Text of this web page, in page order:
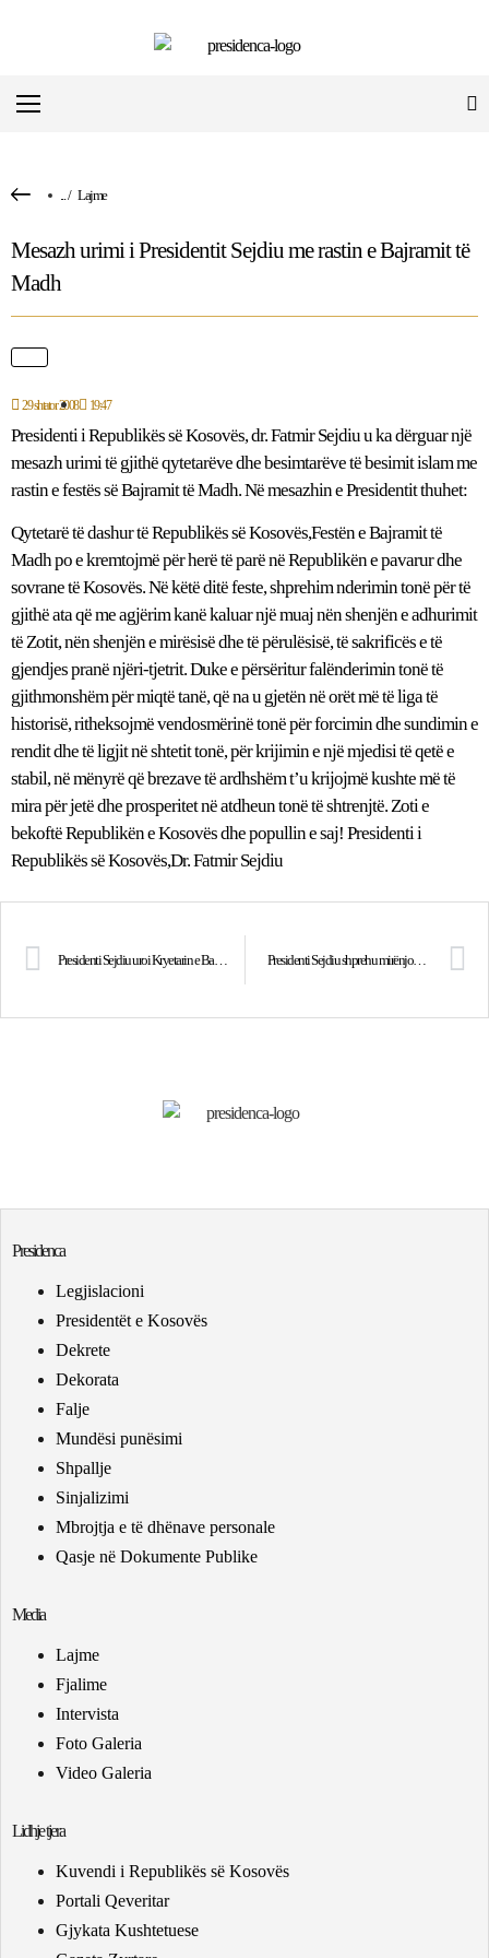
.../ Lajme
Mesazh urimi i Presidentit Sejdiu me rastin e Bajramit të
Madh
29 shtator 2008 19:47
Presidenti i Republikës së Kosovës, dr. Fatmir Sejdiu u ka dërguar një
mesazh urimi të gjithë qytetarëve dhe besimtarëve të besimit islam me
rastin e festës së Bajramit të Madh. Në mesazhin e Presidentit thuhet:
Qytetarë të dashur të Republikës së Kosovës,Festën e Bajramit të
Madh po e kremtojmë për herë të parë në Republikën e pavarur dhe
sovrane të Kosovës. Në këtë ditë feste, shprehim nderimin tonë për të
gjithë ata që me agjërim kanë kaluar një muaj nën shenjën e adhurimit
të Zotit, nën shenjën e mirësisë dhe të përulësisë, të sakrificës e të
gjendjes pranë njëri-tjetrit. Duke e përsëritur falënderimin tonë të
gjithmonshëm për miqtë tanë, që na u gjetën në orët më të liga të
historisë, ritheksojmë vendosmërinë tonë për forcimin dhe sundimin e
rendit dhe të ligjit në shtetit tonë, për krijimin e një mjedisi të qetë e
stabil, në mënyrë që brezave të ardhshëm t’u krijojmë kushte më të
mira për jetë dhe prosperitet në atdheun tonë të shtrenjtë. Zoti e
bekoftë Republikën e Kosovës dhe popullin e saj! Presidenti i
Republikës së Kosovës,Dr. Fatmir Sejdiu
Presidenti Sejdiu uroi Kryetarin e Bashkësisë Islame të Kosovës, mr. Naim Tërnava Presidenti Sejdiu shprehu mirënjohjen e popullit të Kosovës për punën e KFOR-it
Presidenca
Legjislacioni
Presidentët e Kosovës
Dekrete
Dekorata
Falje
Mundësi punësimi
Shpallje
Sinjalizimi
Mbrojtja e të dhënave personale
Qasje në Dokumente Publike
Media
Lajme
Fjalime
Intervista
Foto Galeria
Video Galeria
Lidhje tjera
Kuvendi i Republikës së Kosovës
Portali Qeveritar
Gjykata Kushtetuese